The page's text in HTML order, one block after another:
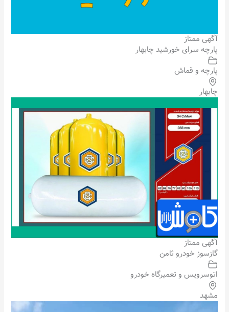
آگهی ممتاز
پارچه سرای خورشید چابهار
پارچه و قماش
چابهار
آگهی ممتاز
گازسوز خودرو ثامن
اتوسرویس و تعمیرگاه خودرو
مشهد